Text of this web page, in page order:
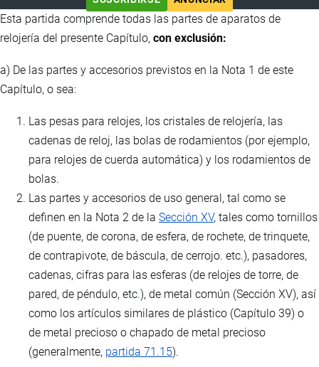
Esta partida comprende todas las partes de aparatos de
relojería del presente Capítulo, con exclusión:
a) De las partes y accesorios previstos en la Nota 1 de este
Capítulo, o sea:
Las pesas para relojes, los cristales de relojería, las
cadenas de reloj, las bolas de rodamientos (por ejemplo,
para relojes de cuerda automática) y los rodamientos de
bolas.
Las partes y accesorios de uso general, tal como se
definen en la Nota 2 de la Sección XV, tales como tornillos
(de puente, de corona, de esfera, de rochete, de trinquete,
de contrapivote, de báscula, de cerrojo. etc.), pasadores,
cadenas, cifras para las esferas (de relojes de torre, de
pared, de péndulo, etc.), de metal común (Sección XV), así
como los artículos similares de plástico (Capítulo 39) o
de metal precioso o chapado de metal precioso
(generalmente, partida 71.15).